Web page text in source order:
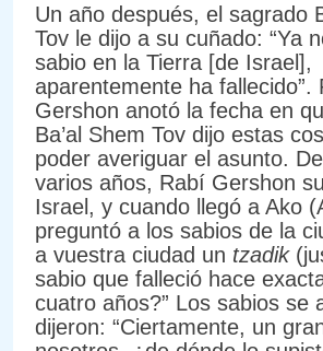
Un año después, el sagrado
Tov le dijo a su cuñado: “Ya
sabio en la Tierra [de Israel],
aparentemente ha fallecido”.
Gershon anotó la fecha en
Ba’al Shem Tov dijo estas
poder averiguar el asunto.
varios años, Rabí Gershon
Israel, y cuando llegó a Ako
preguntó a los sabios de la
a vuestra ciudad un tzadik
sabio que falleció hace
cuatro años?” Los sabios se
dijeron: “Ciertamente, un